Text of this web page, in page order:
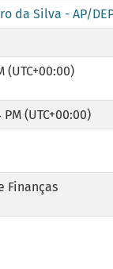
da Silva - AP/
(UTC+00:00)
(UTC+00:00)
Finanças